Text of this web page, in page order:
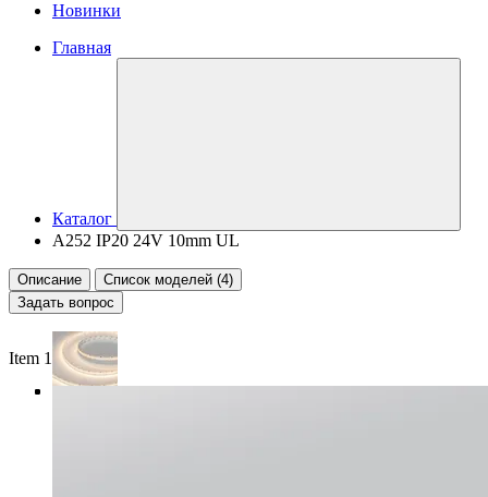
Новинки
Главная
Каталог
A252 IP20 24V 10mm UL
Описание
Список моделей (4)
Задать вопрос
Item 1 of 4